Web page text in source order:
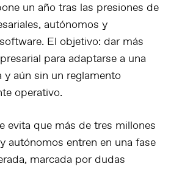
un año tras las presiones de
autónomos y
El objetivo: dar más
para adaptarse a una
aún sin un reglamento
operativo.
evita que más de tres millones
autónomos entren en una fase
, marcada por dudas